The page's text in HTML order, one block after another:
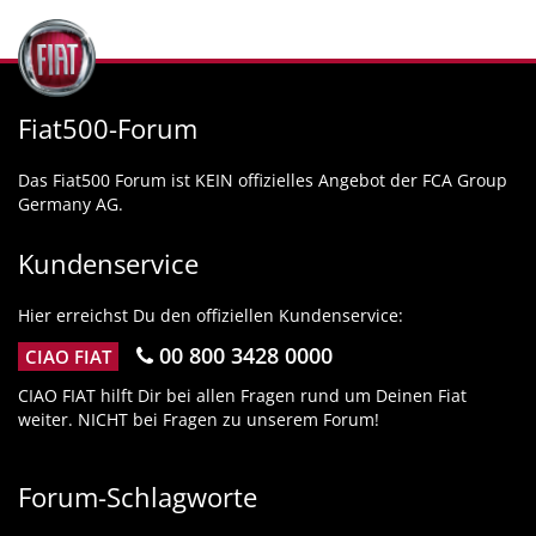
Fiat500-Forum
Das Fiat500 Forum ist KEIN offizielles Angebot der FCA Group
Germany AG.
Kundenservice
Hier erreichst Du den offiziellen Kundenservice:
CIAO FIAT 00 800 3428 0000
CIAO FIAT hilft Dir bei allen Fragen rund um Deinen Fiat
weiter. NICHT bei Fragen zu unserem Forum!
Forum-Schlagworte